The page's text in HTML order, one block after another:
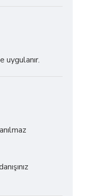
uygulanır.